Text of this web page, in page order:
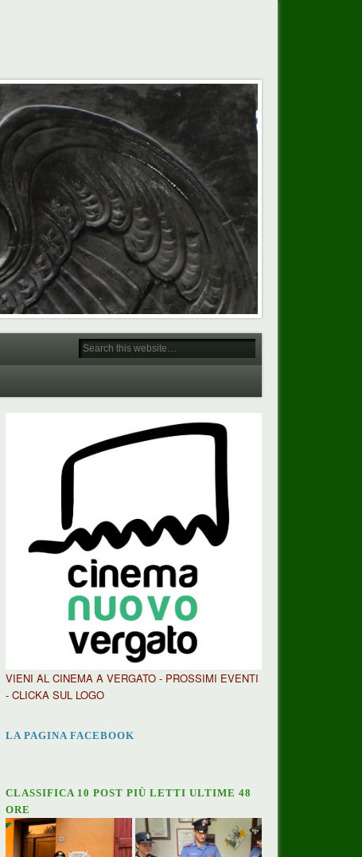
VIENI AL CINEMA A VERGATO - PROSSIMI EVENTI
- CLICKA SUL LOGO
LA PAGINA FACEBOOK
CLASSIFICA 10 POST PIÙ LETTI ULTIME 48
ORE